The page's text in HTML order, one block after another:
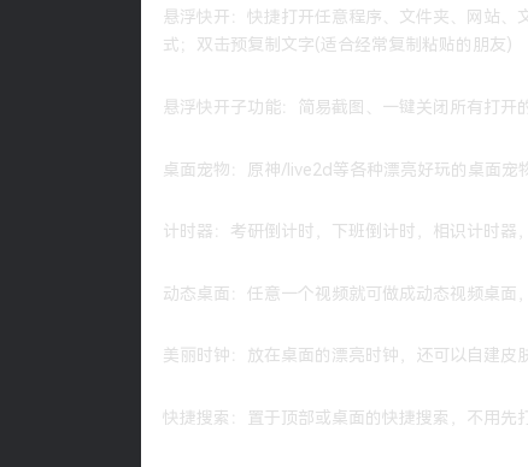
悬浮快开：快捷打开任意程序、文件夹、网站
式；双击预复制文字(适合经常复制粘贴的朋友)
悬浮快开子功能：简易截图、一键关闭所有打开
桌面宠物：原神/live2d等各种漂亮好玩的桌面宠
计时器：考研倒计时，下班倒计时，相识计时器
动态桌面：任意一个视频就可做成动态视频桌
美丽时钟：放在桌面的漂亮时钟，还可以自建皮
快捷搜索：置于顶部或桌面的快捷搜索，不用先